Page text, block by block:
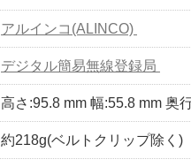
アルインコ(ALINCO)
デジタル簡易無線登録局
高さ:95.8 mm 幅:55.8 mm 奥
約218g(ベルトクリップ除く)